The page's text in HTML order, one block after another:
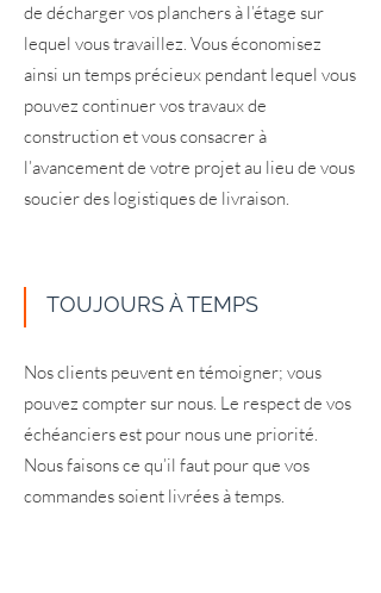
de décharger vos planchers à l’étage sur
lequel vous travaillez. Vous économisez
ainsi un temps précieux pendant lequel vous
pouvez continuer vos travaux de
construction et vous consacrer à
l’avancement de votre projet au lieu de vous
soucier des logistiques de livraison.
TOUJOURS À TEMPS
Nos clients peuvent en témoigner; vous
pouvez compter sur nous. Le respect de vos
échéanciers est pour nous une priorité.
Nous faisons ce qu’il faut pour que vos
commandes soient livrées à temps.